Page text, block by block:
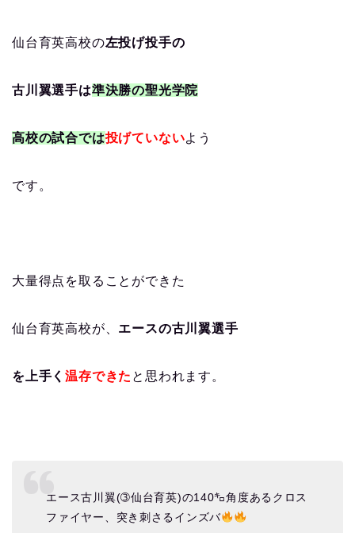
仙台育英高校の左投げ投手の
古川翼選手は準決勝の聖光学院
高校の試合では投げていないよう
です。
大量得点を取ることができた
仙台育英高校が、 エースの古川翼選手
を上手く温存できた と思われます。
エース古川翼(➂仙台育英)の140㌔角度あるクロス
ファイヤー、突き刺さるインズバ